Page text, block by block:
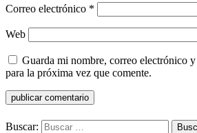
Correo electrónico *
Web
Guarda mi nombre, correo electrónico
para la próxima vez que comente.
Buscar: